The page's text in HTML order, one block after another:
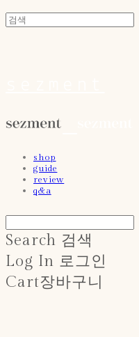
shop
guide
review
q&a
Search 검색
Log In 로그인
Cart장바구니